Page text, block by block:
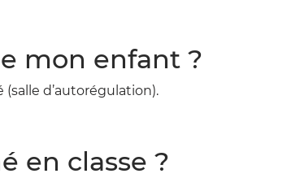
mon enfant ?
d’autorégulation).
en classe ?